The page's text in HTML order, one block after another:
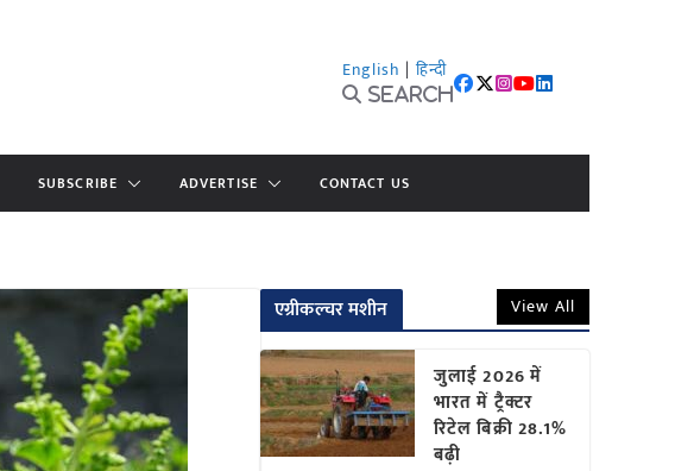
English | हिन्दी
Search
SUBSCRIBE ADVERTISE CONTACT US
एग्रीकल्चर मशीन View All
जुलाई 2026 में
भारत में ट्रैक्टर
रिटेल बिक्री 28.1%
बढ़ी